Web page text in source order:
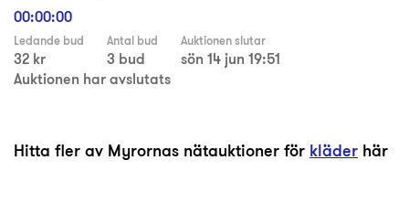
00:00:00
Ledande bud
32 kr
Antal bud
3 bud
Auktionen slutar
sön 14 jun 19:51
Auktionen har avslutats
Hitta fler av Myrornas nätauktioner för kläder här